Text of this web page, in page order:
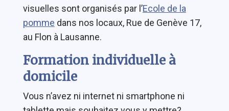
visuelles sont organisés par l’Ecole de la
pomme dans nos locaux, Rue de Genève 17,
au Flon à Lausanne.
Formation individuelle à
domicile
Vous n’avez ni internet ni smartphone ni